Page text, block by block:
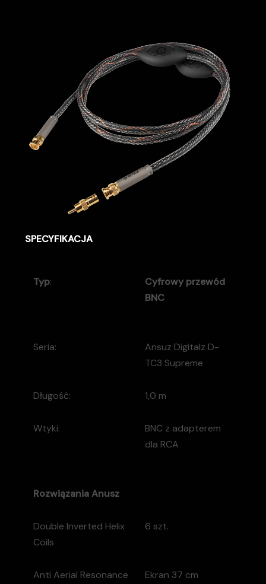
SPECYFIKACJA
Typ:
Cyfrowy przewód
BNC
Seria:
Ansuz Digitalz D-
TC3 Supreme
Długość: 1,0 m
Wtyki:
BNC z adapterem
dla RCA
RozwiązaniaAnusz
Double Inverted Helix
Coils
6 szt.
Anti Aerial Resonance Ekran 37 cm